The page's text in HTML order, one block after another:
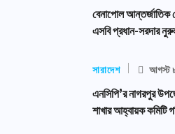
বেনাপোল আন্তর্জাতিক
এসবি প্রধান-সরদার
সারাদেশ আগস্ট
এনসিপি’র নাগরপুর
শাখার আহ্বায়ক কমিটি